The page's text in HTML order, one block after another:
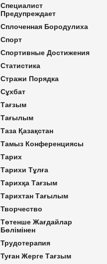
Специалист
Предупреждает
Сплоченная Бородулиха
Спорт
Спортивные Достижения
Статистика
Стражи Порядка
Сұхбат
Тағзым
Тағылым
Таза Қазақстан
Тамыз Конференциясы
Тарих
Тарихи Тұлға
Тарихқа Тағзым
Тарихтан Тағылым
Творчество
Төтенше Жағдайлар
Бөлімінен
Трудотерапия
Туған Жерге Тағзым